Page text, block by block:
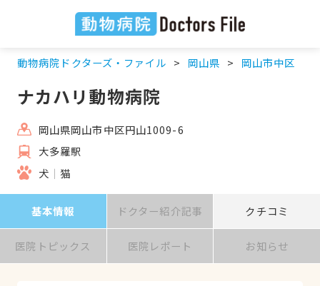
動物病院ドクターズ・ファイル 岡山県 岡山市中区
ナカハリ動物病院
岡山県岡山市中区円山1009-6
大多羅駅
犬
猫
基本情報 ドクター紹介記事 クチコミ
医院トピックス 医院レポート お知らせ